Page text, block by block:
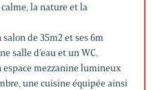
la nature et la
de 35m2 et ses 6m
salle d’eau et un WC.
mezzanine lumineux
une cuisine équipée ainsi